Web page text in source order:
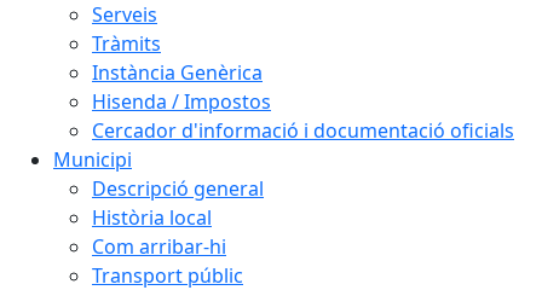
Serveis
Tràmits
Instància Genèrica
Hisenda / Impostos
Cercador d'informació i documentació oficials
Municipi
Descripció general
Història local
Com arribar-hi
Transport públic